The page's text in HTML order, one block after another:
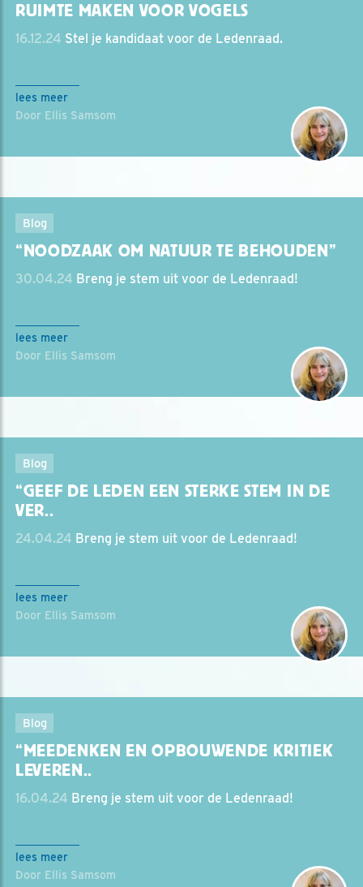
RUIMTE MAKEN VOOR VOGELS
16.12.24 Stel je kandidaat voor de Ledenraad.
lees meer
Door Ellis Samsom
Blog
“NOODZAAK OM NATUUR TE BEHOUDEN”
30.04.24 Breng je stem uit voor de Ledenraad!
lees meer
Door Ellis Samsom
Blog
“GEEF DE LEDEN EEN STERKE STEM IN DE
VER..
24.04.24 Breng je stem uit voor de Ledenraad!
lees meer
Door Ellis Samsom
Blog
“MEEDENKEN EN OPBOUWENDE KRITIEK
LEVEREN..
16.04.24 Breng je stem uit voor de Ledenraad!
lees meer
Door Ellis Samsom